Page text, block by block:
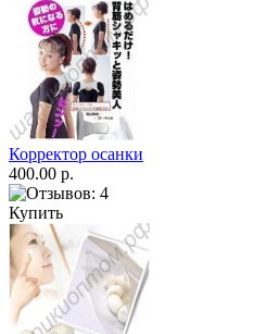
Корректор осанки
400.00 р.
Купить